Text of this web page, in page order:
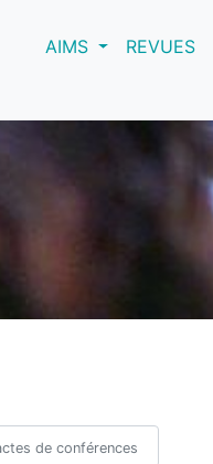
AIMS(current)REVUES